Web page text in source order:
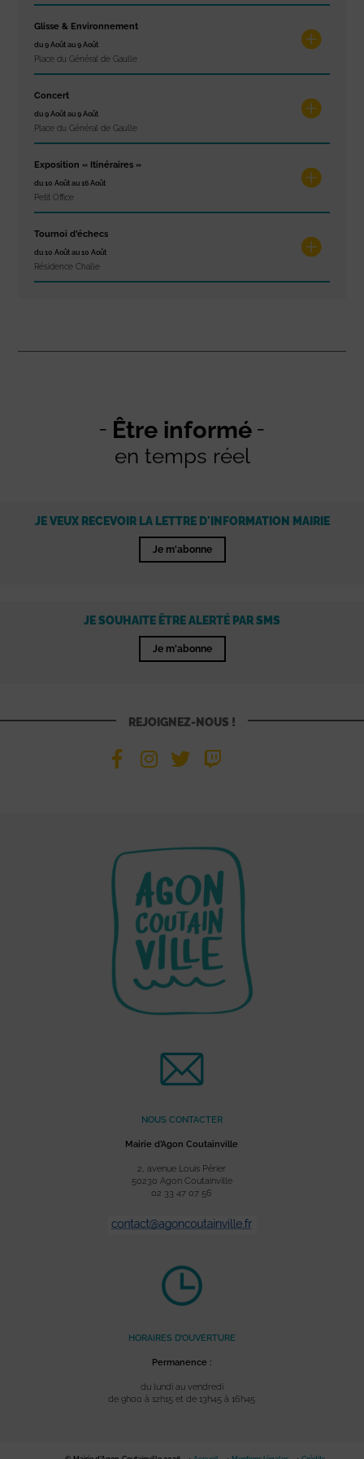
Glisse & Environnement
du 9 Août au 9 Août
Place du Général de Gaulle
Concert
du 9 Août au 9 Août
Place du Général de Gaulle
Exposition « Itinéraires »
du 10 Août au 16 Août
Petit Office
Tournoi d’échecs
du 10 Août au 10 Août
Résidence Challe
Être informé
en temps réel
JE VEUX RECEVOIR LA LETTRE D'INFORMATION MAIRIE
Je m'abonne
JE SOUHAITE ÊTRE ALERTÉ PAR SMS
Je m'abonne
REJOIGNEZ-NOUS !
NOUS CONTACTER
Mairie d’Agon Coutainville
2, avenue Louis Périer
50230 Agon Coutainville
02 33 47 07 56
HORAIRES D’OUVERTURE
Permanence :
du lundi au vendredi
de 9h00 à 12h15 et de 13h45 à 16h45